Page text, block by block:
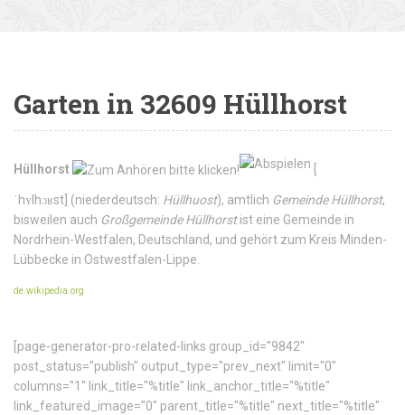
Garten in 32609 Hüllhorst
Hüllhorst
ˈhʏlhɔʁst (niederdeutsch: Hüllhuost), amtlich Gemeinde Hüllhorst,
bisweilen auch Großgemeinde Hüllhorstist eine Gemeinde in
Nordrhein-Westfalen, Deutschland, und gehört zum Kreis Minden-
Lübbecke in Ostwestfalen-Lippe.
de.wikipedia.org
[page-generator-pro-related-links group_id="9842"
post_status="publish" output_type="prev_next" limit="0"
columns="1" link_title="%title" link_anchor_title="%title"
link_featured_image="0" parent_title="%title" next_title="%title"